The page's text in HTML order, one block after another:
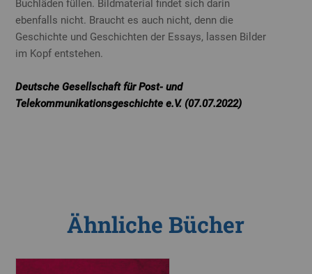
Buchläden füllen. Bildmaterial findet sich darin
ebenfalls nicht. Braucht es auch nicht, denn die
Geschichte und Geschichten der Essays, lassen Bilder
im Kopf entstehen.
Deutsche Gesellschaft für Post- und
Telekommunikationsgeschichte e.V. (07.07.2022)
Ähnliche Bücher